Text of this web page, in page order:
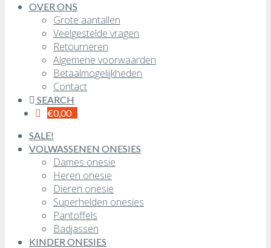
OVER ONS
Grote aantallen
Veelgestelde vragen
Retourneren
Algemene voorwaarden
Betaalmogelijkheden
Contact
SEARCH
€0,00
SALE!
VOLWASSENEN ONESIES
Dames onesie
Heren onesie
Dieren onesie
Superhelden onesies
Pantoffels
Badjassen
KINDER ONESIES